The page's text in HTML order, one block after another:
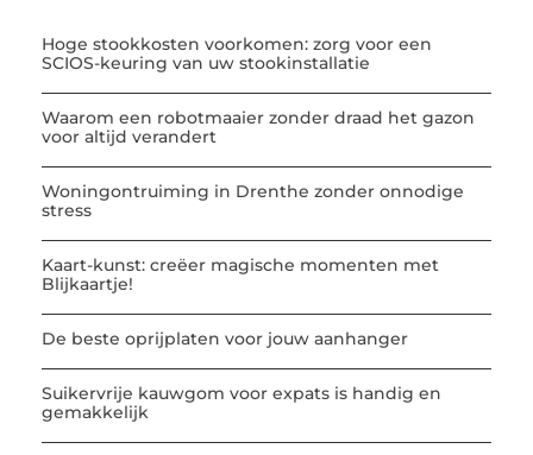
Hoge stookkosten voorkomen: zorg voor een
SCIOS-keuring van uw stookinstallatie
Waarom een robotmaaier zonder draad het gazon
voor altijd verandert
Woningontruiming in Drenthe zonder onnodige
stress
Kaart-kunst: creëer magische momenten met
Blijkaartje!
De beste oprijplaten voor jouw aanhanger
Suikervrije kauwgom voor expats is handig en
gemakkelijk